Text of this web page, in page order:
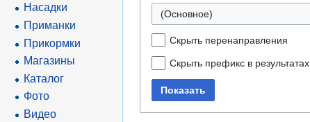
(Основное)
Скрыть перенаправления
Скрыть префикс в результатах
Показать
Насадки
Приманки
Прикормки
Магазины
Каталог
Фото
Видео